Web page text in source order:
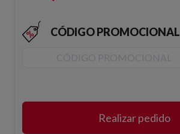
CÓDIGO PROMOCIONAL
Realizar pedido